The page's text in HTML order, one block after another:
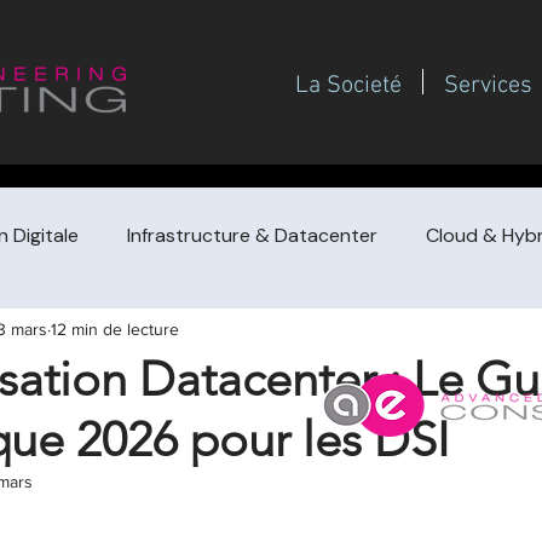
La Societé Services
Digitale Infrastructure & Datacenter Cloud &
SI Gestion de projet / PMO
prestataire Achat de conseil (guides dirigeants
Datacenter : Le
2026 pour les DSI
mars 12 min de lecture
5.